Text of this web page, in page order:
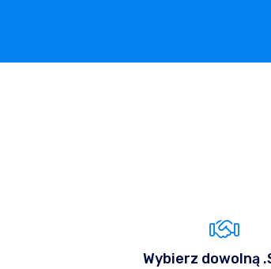
Wybierz dowolną